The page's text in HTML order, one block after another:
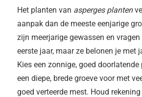
Het planten van asperges planten
aanpak dan de meeste eenjarige
zijn meerjarige gewassen en
eerste jaar, maar ze belonen je met
Kies een zonnige, goed doorlatende
een diepe, brede groeve voor met
goed verteerde mest. Houd